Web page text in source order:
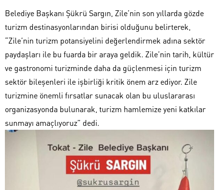
Belediye Başkanı Şükrü Sargın, Zile’nin son yıllarda gözde
turizm destinasyonlarından birisi olduğunu belirterek,
“Zile’nin turizm potansiyelini değerlendirmek adına sektör
paydaşları ile bu fuarda bir araya geldik. Zile’nin tarih, kültür
ve gastronomi turizminde daha da güçlenmesi için turizm
sektör bileşenleri ile işbirliği kritik önem arz ediyor. Zile
turizmine önemli fırsatlar sunacak olan bu uluslararası
organizasyonda bulunarak, turizm hamlemize yeni katkılar
sunmayı amaçlıyoruz” dedi.